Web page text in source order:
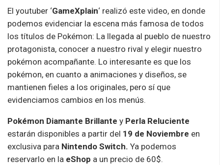
El youtuber ‘GameXplain‘ realizó este video, en donde
podemos evidenciar la escena más famosa de todos
los títulos de Pokémon: La llegada al pueblo de nuestro
protagonista, conocer a nuestro rival y elegir nuestro
pokémon acompañante. Lo interesante es que los
pokémon, en cuanto a animaciones y diseños, se
mantienen fieles a los originales, pero sí que
evidenciamos cambios en los menús.
Pokémon Diamante Brillante y Perla Reluciente
estarán disponibles a partir del 19 de Noviembre en
exclusiva para Nintendo Switch. Ya podemos
reservarlo en la eShop a un precio de 60$.